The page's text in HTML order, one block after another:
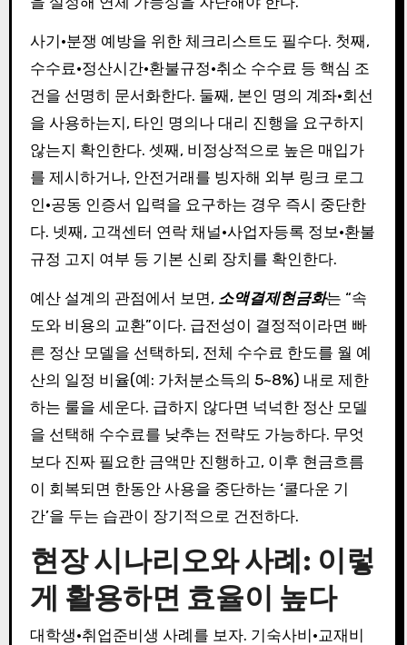
사기·분쟁 예방을 위한 체크리스트도 필수다. 첫째,
수수료·정산시간·환불규정·취소 수수료 등 핵심 조
건을 선명히 문서화한다. 둘째, 본인 명의 계좌·회선
을 사용하는지, 타인 명의나 대리 진행을 요구하지
않는지 확인한다. 셋째, 비정상적으로 높은 매입가
를 제시하거나, 안전거래를 빙자해 외부 링크 로그
인·공동 인증서 입력을 요구하는 경우 즉시 중단한
다. 넷째, 고객센터 연락 채널·사업자등록 정보·환불
규정 고지 여부 등 기본 신뢰 장치를 확인한다.
예산 설계의 관점에서 보면, 소액결제현금화는 “속
도와 비용의 교환”이다. 급전성이 결정적이라면 빠
른 정산 모델을 선택하되, 전체 수수료 한도를 월 예
산의 일정 비율(예: 가처분소득의 5~8%) 내로 제한
하는 룰을 세운다. 급하지 않다면 넉넉한 정산 모델
을 선택해 수수료를 낮추는 전략도 가능하다. 무엇
보다 진짜 필요한 금액만 진행하고, 이후 현금흐름
이 회복되면 한동안 사용을 중단하는 ‘쿨다운 기
간’을 두는 습관이 장기적으로 건전하다.
현장 시나리오와 사례: 이렇
게 활용하면 효율이 높다
대학생·취업준비생 사례를 보자. 기숙사비·교재비